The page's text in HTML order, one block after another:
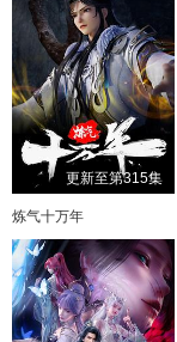
更新至第315集
炼气十万年